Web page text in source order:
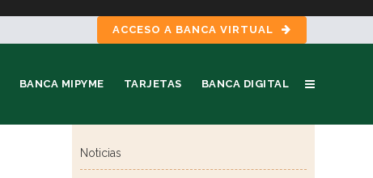
ACCESO A BANCA VIRTUAL
BANCA MIPYME TARJETAS BANCA DIGITAL
Noticias